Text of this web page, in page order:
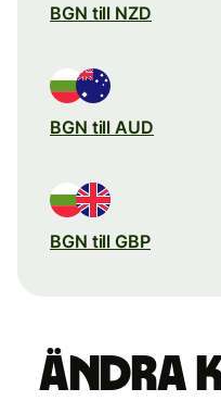
BGN till NZD
BGN till AUD
BGN till GBP
Ändra